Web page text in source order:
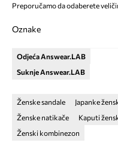
Preporučamo da odaberete
Oznake
Odjeća Answear.LAB
Suknje Answear.LAB
Ženske sandale Japanke
Ženske natikače
Kaputi
Ženski kombinezon